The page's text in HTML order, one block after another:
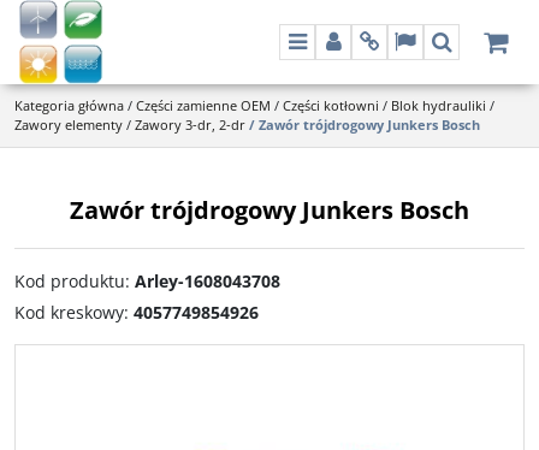
MenuPanelInfoLangSzukaj
Kategoria główna / Części zamienne OEM / Części kotłowni / Blok hydrauliki /
Zawory elementy / Zawory 3-dr, 2-dr / Zawór trójdrogowy Junkers Bosch
Zawór trójdrogowy Junkers Bosch
Kod produktu: Arley-1608043708
Kod kreskowy: 4057749854926